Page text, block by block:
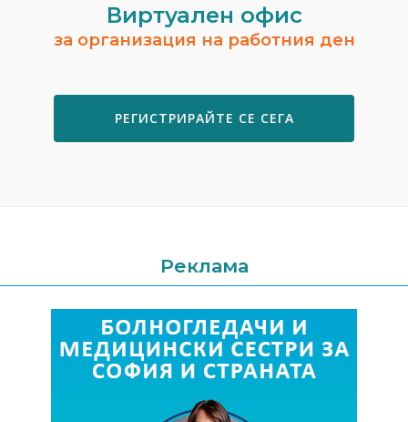
Виртуален офис
за организация на работния ден
РЕГИСТРИРАЙТЕ СЕ СЕГА
Реклама